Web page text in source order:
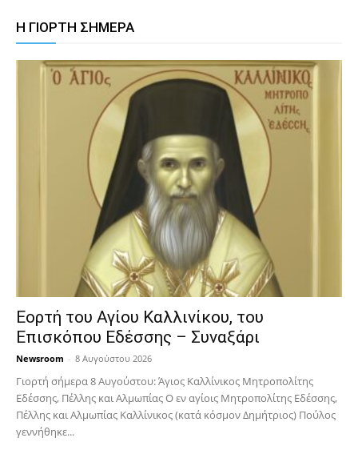
Η ΓΙΟΡΤΗ ΣΗΜΕΡΑ
Εορτή του Αγίου Καλλινίκου, του
Επισκόπου Εδέσσης – Συναξάρι
Newsroom - 8 Αυγούστου 2026
Γιορτή σήμερα 8 Αυγούστου: Άγιος Καλλίνικος Μητροπολίτης
Εδέσσης, Πέλλης και Αλμωπίας Ο εν αγίοις Μητροπολίτης Εδέσσης,
Πέλλης και Αλμωπίας Καλλίνικος (κατά κόσμον Δημήτριος) Πούλος
γεννήθηκε...